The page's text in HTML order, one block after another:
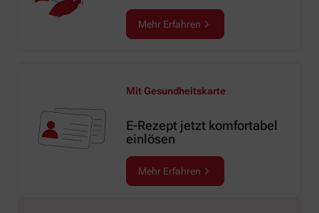
Mehr Erfahren
Mit Gesundheitskarte
E-Rezept jetzt komfortabel
einlösen
Mehr Erfahren